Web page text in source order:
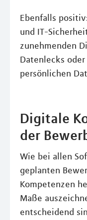
Ebenfalls
und IT-
zunehmenden
Datenlecks
persönlichen
Digitale
der
Wie bei allen
geplanten
Kompetenzen
Maße
entscheidend